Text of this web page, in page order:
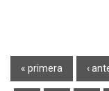
Páginas
« primera ‹